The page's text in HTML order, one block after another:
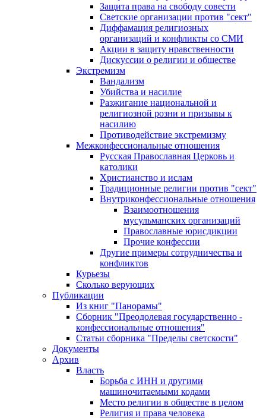
Защита права на свободу совести
Светские организации против "сект"
Диффамация религиозных
организаций и конфликты со СМИ
Акции в защиту нравственности
Дискуссии о религии и обществе
Экстремизм
Вандализм
Убийства и насилие
Разжигание национальной и
религиозной розни и призывы к
насилию
Противодействие экстремизму
Межконфессиональные отношения
Русская Православная Церковь и
католики
Христианство и ислам
Традиционные религии против "сект"
Внутриконфессиональные отношения
Взаимоотношения
мусульманских организаций
Православные юрисдикции
Прочие конфессии
Другие примеры сотрудничества и
конфликтов
Курьезы
Сколько верующих
Публикации
Из книг "Панорамы"
Сборник "Преодолевая государственно -
конфессиональные отношения"
Статьи сборника "Пределы светскости"
Документы
Архив
Власть
Борьба с ИНН и другими
машиночитаемыми кодами
Место религии в обществе в целом
Религия и права человека